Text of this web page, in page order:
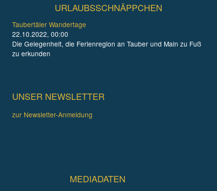
URLAUBSSCHNÄPPCHEN
Taubertäler Wandertage
22.10.2022, 00:00
Die Gelegenheit, die Ferienregion an Tauber und Main zu Fuß
zu erkunden
UNSER NEWSLETTER
zur Newsletter-Anmeldung
MEDIADATEN